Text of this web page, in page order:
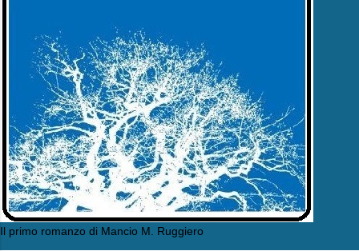
Il primo romanzo di Mancio M. Ruggiero